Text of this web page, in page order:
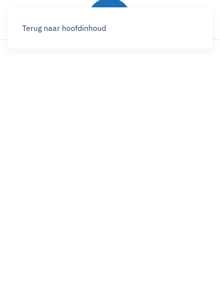
Terug naar hoofdinhoud